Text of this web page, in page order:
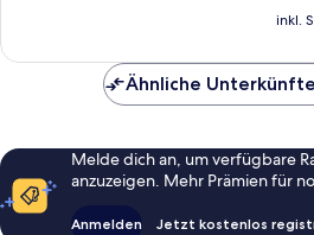
inkl.
Ähnliche
Melde dich an, um verfügbare
anzuzeigen. Mehr Prämien für
Anmelden Jetzt kostenlos